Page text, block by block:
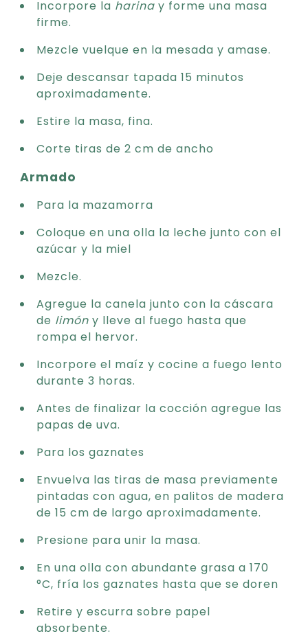
Incorpore la harina y forme una masa
firme.
Mezcle vuelque en la mesada y amase.
Deje descansar tapada 15 minutos
aproximadamente.
Estire la masa, fina.
Corte tiras de 2 cm de ancho
Armado
Para la mazamorra
Coloque en una olla la leche junto con el
azúcar y la miel
Mezcle.
Agregue la canela junto con la cáscara
de limón y lleve al fuego hasta que
rompa el hervor.
Incorpore el maíz y cocine a fuego lento
durante 3 horas.
Antes de finalizar la cocción agregue las
papas de uva.
Para los gaznates
Envuelva las tiras de masa previamente
pintadas con agua, en palitos de madera
de 15 cm de largo aproximadamente.
Presione para unir la masa.
En una olla con abundante grasa a 170
°C, fría los gaznates hasta que se doren
Retire y escurra sobre papel
absorbente.